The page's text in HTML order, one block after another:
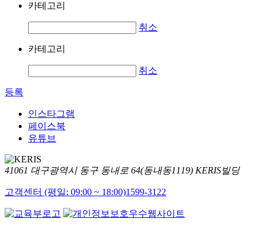
카테고리
취소
카테고리
취소
등록
인스타그램
페이스북
유튜브
41061 대구광역시 동구 동내로 64(동내동1119) KERIS빌딩
고객센터 (평일: 09:00 ~ 18:00)1599-3122